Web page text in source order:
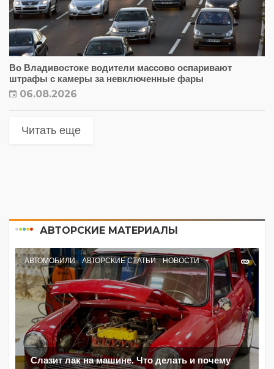
Во Владивостоке водители массово оспаривают
штрафы с камеры за невключенные фары
06.08.2026
Читать еще
АВТОРСКИЕ МАТЕРИАЛЫ
АВТОМОБИЛИ АВТОРСКИЕ СТАТЬИ НОВОСТИ
Слазит лак на машине. Что делать и почему